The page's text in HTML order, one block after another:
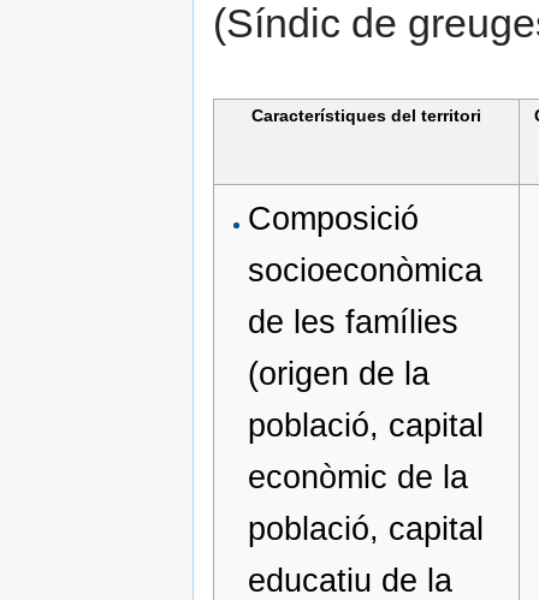
(Síndic de
Característiques del territori
Composició
socioeconòmica
de les famílies
(origen de la
població, capital
econòmic de la
població, capital
educatiu de la